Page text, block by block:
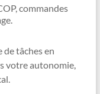
commandes
tâches en
votre autonomie,